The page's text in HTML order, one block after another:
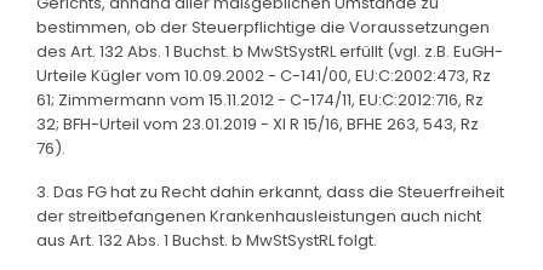
bestimmen, ob der Steuerpflichtige die Voraussetzungen
des Art. 132 Abs. 1 Buchst. b MwStSystRL erfüllt (vgl. z.B. EuGH-
Urteile Kügler vom 10.09.2002 - C-141/00, EU:C:2002:473, Rz
61; Zimmermann vom 15.11.2012 - C-174/11, EU:C:2012:716, Rz
32; BFH-Urteil vom 23.01.2019 - XI R 15/16, BFHE 263, 543, Rz
76).
3. Das FG hat zu Recht dahin erkannt, dass die Steuerfreiheit
der streitbefangenen Krankenhausleistungen auch nicht
aus Art. 132 Abs. 1 Buchst. b MwStSystRL folgt.